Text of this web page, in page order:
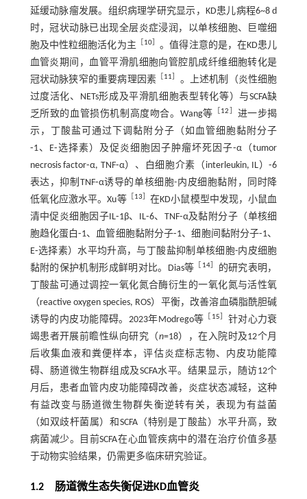
延缓动脉瘤发展。组织病理学研究显示，KD患儿病程6~8 d
时，冠状动脉已出现全层炎症浸润，以单核细胞、巨噬细
胞及中性粒细胞活化为主
10］ 。值得注意的是，在KD患儿
血管炎期间，血管平滑肌细胞向管腔肌成纤维细胞转化是
冠状动脉狭窄的重要病理因素
11
。上述机制（炎性细胞
过度活化、NETs形成及平滑肌细胞表型转化等）与SCFA缺
乏所致的血管损伤机制高度吻合。Wang等
12
进一步揭
示，丁酸盐可通过下调黏附分子（如血管细胞黏附分子
⁃1、E⁃选择素）及促炎细胞因子肿瘤坏死因子⁃α（tumor
necrosis factor⁃α, TNF⁃α）、白细胞介素（interleukin, IL）⁃6
表达，抑制TNF⁃α诱导的单核细胞-内皮细胞黏附，同时降
低氧化应激水平。Xu等［ 13 ］在KD小鼠模型中发现，小鼠血
清中促炎细胞因子IL⁃1β、IL⁃6、TNF⁃α及黏附分子（单核细
胞趋化蛋白⁃1、血管细胞黏附分子⁃1、细胞间黏附分子⁃1、
E⁃选择素）水平均升高，与丁酸盐抑制单核细胞-内皮细胞
黏附的保护机制形成鲜明对比。Dias等
14］
的研究表明，
丁酸盐可通过调控一氧化氮合酶衍生的一氧化氮与活性氧
（reactive oxygen species, ROS）平衡，改善溶血磷脂酰胆碱
诱导的内皮功能障碍。2023年Modrego等
15
针对心力衰
竭患者开展前瞻性纵向研究（n=18），在入院时及12个月
后收集血液和粪便样本，评估炎症标志物、内皮功能障
碍、肠道微生物群组成及SCFA水平。结果显示，随访12个
月后，患者血管内皮功能障碍改善，炎症状态减轻，这种
有益改变与肠道微生物群失衡逆转有关，表现为有益菌
（如双歧杆菌属）和SCFA（特别是丁酸盐）水平升高，致
病菌减少。目前SCFA在心血管疾病中的潜在治疗价值多基
于动物实验结果，仍需更多临床研究验证。
1.2 肠道微生态失衡促进KD血管炎